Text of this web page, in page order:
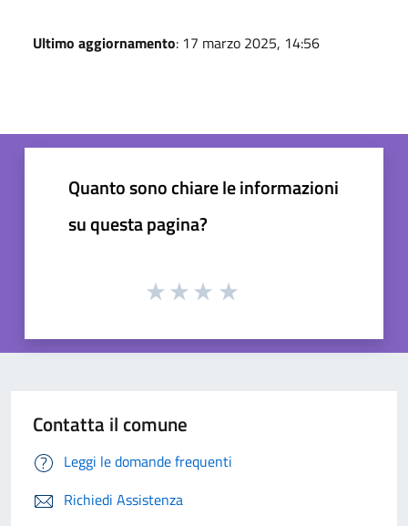
Ultimo aggiornamento: 17 marzo 2025, 14:56
Quanto sono chiare le informazioni
su questa pagina?
Contatta il comune
Leggi le domande frequenti
Richiedi Assistenza